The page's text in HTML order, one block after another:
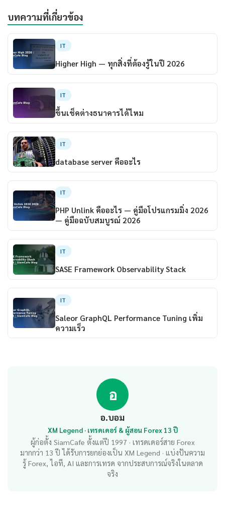
บทความที่เกี่ยวข้อง
IT
Higher High — ทุกสิ่งที่ต้องรู้ในปี 2026
IT
ขึ้นเช็คต่างธนาคารได้ไหม
IT
database server คืออะไร
IT
PHP Unlink คืออะไร — คู่มือโปรแกรมมิ่ง 2026
— คู่มือฉบับสมบูรณ์ 2026
IT
SASE Framework Observability Stack
IT
Saleor GraphQL Performance Tuning เพิ่ม
ความเร็ว
อ
อ.บอม
XM Legend · เทรดเดอร์ & ผู้สอน Forex 13 ปี
ผู้ก่อตั้ง SiamCafe ตั้งแต่ปี 1997 · เทรดเดอร์สาย Forex
มากกว่า 13 ปี ได้รับการยกย่องเป็น XM Legend · แบ่งปันความ
รู้ Forex, ไอที, AI และการเทรด จากประสบการณ์จริงในตลาด
จริง